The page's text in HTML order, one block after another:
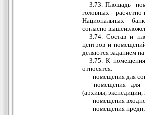
3.73. Площадь
головных
Национальных
согласно
3.74. Состав и
центров и
деляются заданием н
3.75. К
относятся:
- помещения для
- помещения для
(архивы,
- помещения
- помещения